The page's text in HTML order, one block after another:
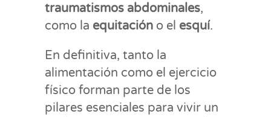
traumatismos abdominales,
como la equitación o el esquí.
En definitiva, tanto la
alimentación como el ejercicio
físico forman parte de los
pilares esenciales para vivir un